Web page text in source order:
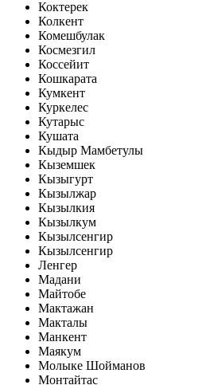
Коктерек
Колкент
Комешбулак
Космезгил
Коссейит
Кошкарата
Кумкент
Куркелес
Кутарыс
Кушата
Кыдыр Мамбетулы
Кыземшек
Кызыгурт
Кызылжар
Кызылкия
Кызылкум
Кызылсенгир
Кызылсенгир
Ленгер
Мадани
Майтобе
Мактажан
Макталы
Манкент
Маякум
Молыке Шойманов
Монтайтас